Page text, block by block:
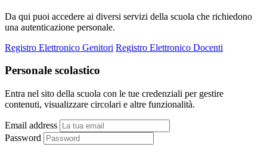
Da qui puoi accedere ai diversi servizi della scuola che richiedono
una autenticazione personale.
Registro Elettronico Genitori Registro Elettronico Docenti
Personale scolastico
Entra nel sito della scuola con le tue credenziali per gestire
contenuti, visualizzare circolari e altre funzionalità.
Email address
Password